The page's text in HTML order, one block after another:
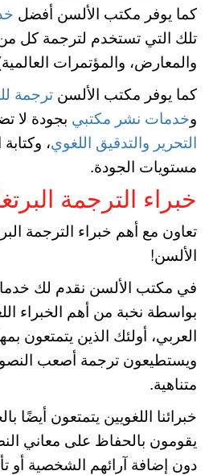
كما يوفر مكتب الألسن أفضل
تلك التي تستخدم لترجمة كل من
والمعارض، والمؤتمرات
كما يوفر مكتب الألسن ترجمة
وخدمات نشر مكتبي بجودة لا
التحرير والتدقيق اللغوي،
مستويات الجودة.
خبراء الترجمة
تعاون مع أهم خبراء الترجمة
الألسن!
في مكتب الألسن نقدم لك خدمات
بواسطة نخبة من أهم الخبراء
العربي، أولئك الذين يتمتعون
ويستطيعون ترجمة أصعب
متناهية.
خبرائنا اللغويين يتمتعون أيضًا
يقومون بالحفاظ على معاني
دون إضافة آرائهم الشخصية أو